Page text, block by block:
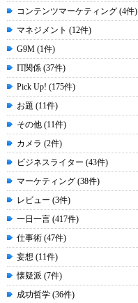
コンテンツマーケティング (4件)
マネジメント (12件)
G9M (1件)
IT関係 (37件)
Pick Up! (175件)
お題 (11件)
その他 (11件)
カメラ (2件)
ビジネスライター (43件)
マーケティング (38件)
レビュー (3件)
一日一言 (417件)
仕事術 (47件)
妄想 (11件)
懐疑派 (7件)
成功哲学 (36件)